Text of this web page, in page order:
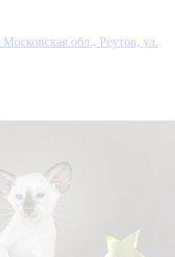
Московская обл., Реутов, ул.